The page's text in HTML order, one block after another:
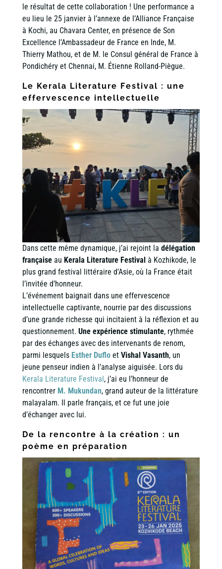
le résultat de cette collaboration ! Une performance a
eu lieu le 25 janvier à l’annexe de l’Alliance Française
à Kochi, au Chavara Center, en présence de Son
Excellence l’Ambassadeur de France en Inde, M.
Thierry Mathou, et de M. le Consul général de France à
Pondichéry et Chennai, M. Étienne Rolland-Piègue.
Le Kerala Literature Festival : une
effervescence intellectuelle
Dans cette même dynamique, j’ai rejoint la délégation
françaiseau Kerala Literature Festivalà Kozhikode, le
plus grand festival littéraire d’Asie, où la France était
l’invitée d’honneur.
L’événement baignait dans une effervescence
intellectuelle captivante, nourrie par des discussions
d’une grande richesse qui incitaient à la réflexion et au
questionnement. Une expérience stimulante, rythmée
par des échanges avec des intervenants de renom,
parmi lesquels Esther Dufloet Vishal Vasanth, un
jeune penseur indien à l’analyse aiguisée. Lors du
Kerala Literature Festival, j’ai eu l’honneur de
rencontrer M. Mukundan, grand auteur de la littérature
malayalam. Il parle français, et ce fut une joie
d’échanger avec lui.
De la rencontre à la création : un
poème en préparation